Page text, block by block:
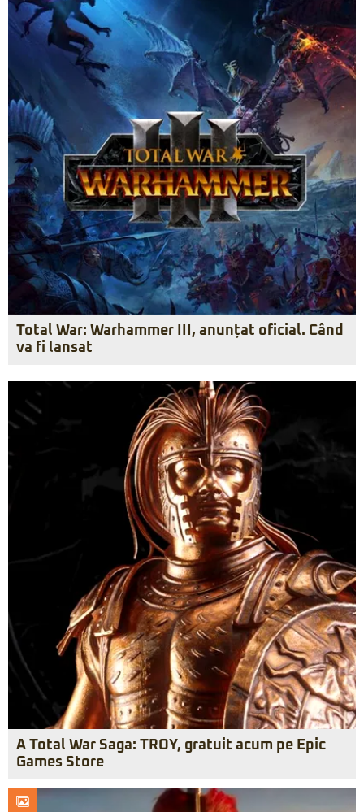
Total War: Warhammer III, anunțat oficial. Când
va fi lansat
A Total War Saga: TROY, gratuit acum pe Epic
Games Store